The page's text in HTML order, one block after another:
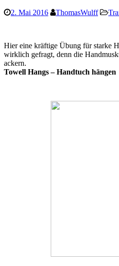
2. Mai 2016 ThomasWulff
Hier eine kräftige Übung für starke
wirklich gefragt, denn die
ackern.
Towell Hangs – Handtuch hängen